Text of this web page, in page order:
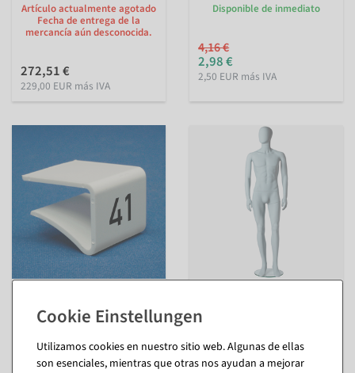
Artículo actualmente agotado
Fecha de entrega de la
mercancía aún desconocida.
272,51 €
229,00 EUR más IVA
Disponible de inmediato
4,16 €
2,98 €
2,50 EUR más IVA
Disponible a corto plazo -
1 semana
En diferentes versiones 296,31 €
Utilizamos cookies en nuestro sitio web. Algunas de ellas
son esenciales, mientras que otras nos ayudan a mejorar